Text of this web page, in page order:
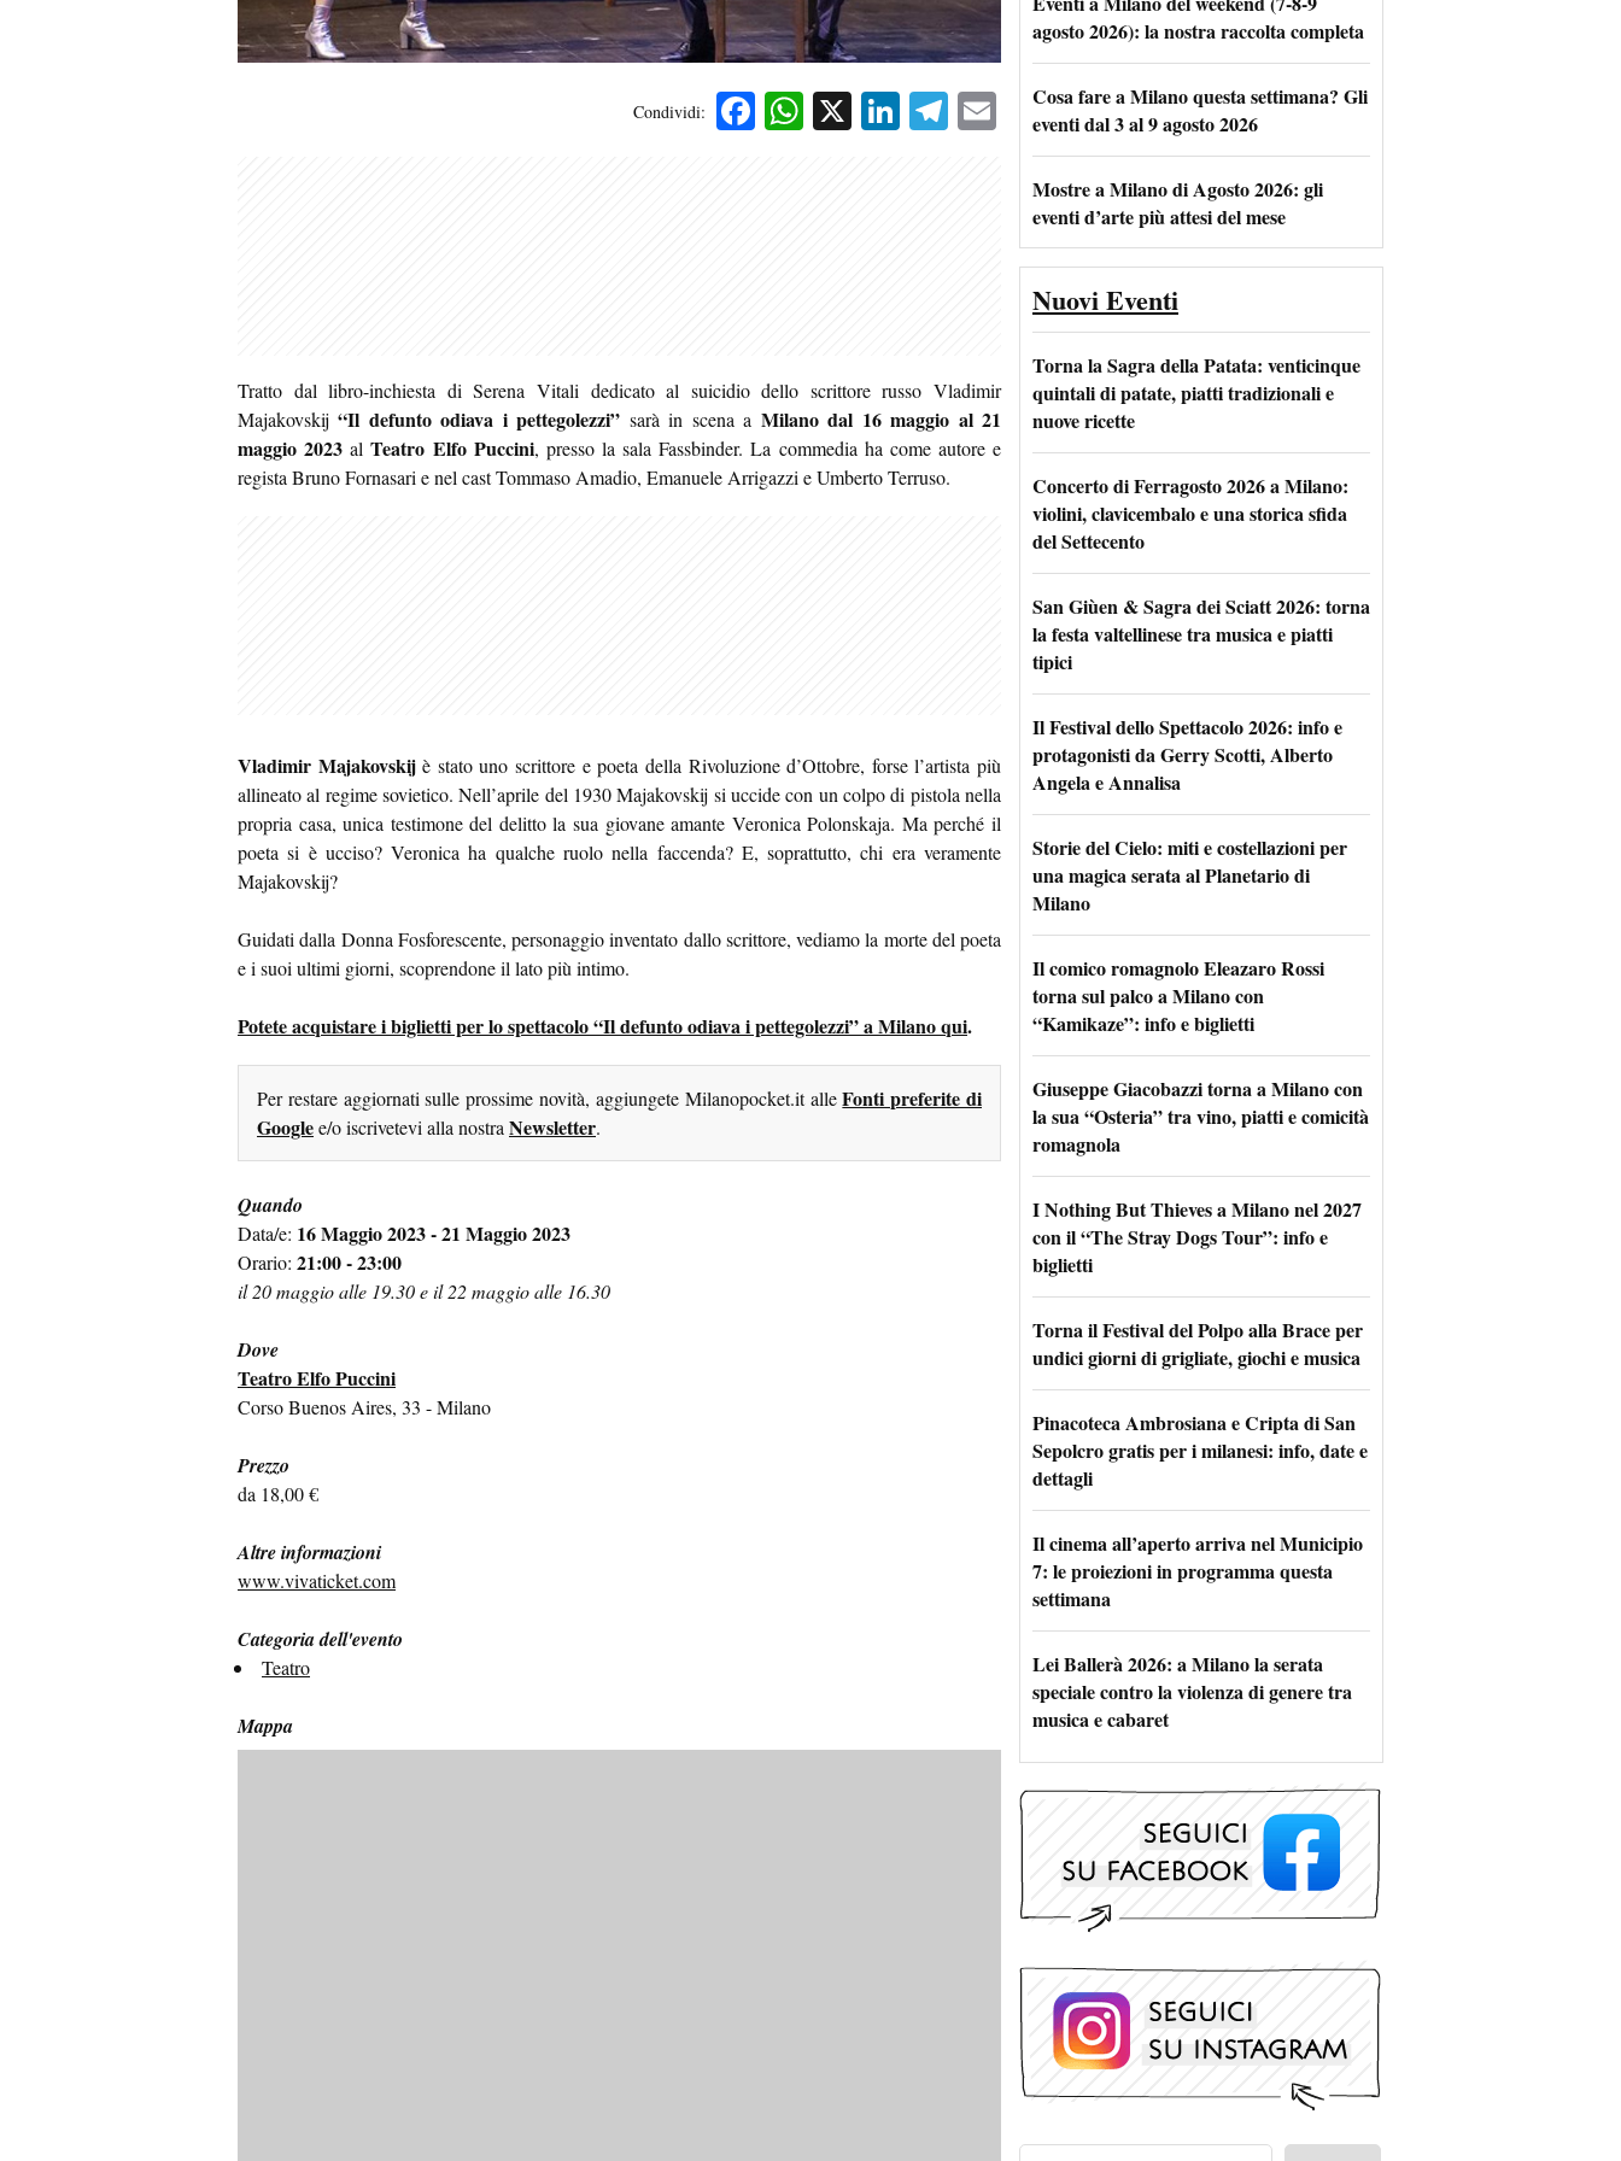
Condividi: Facebook
WhatsApp
X LinkedIn
Telegram
Email
Tratto dal libro-inchiesta di Serena Vitali dedicato al suicidio dello scrittore russo Vladimir
Majakovskij“Il defunto odiava i pettegolezzi” sarà in scena a Milano dal 16 maggio al 21
maggio 2023 alTeatro Elfo Puccini, presso la sala Fassbinder. La commedia ha come autore e
regista Bruno Fornasari e nel cast Tommaso Amadio, Emanuele Arrigazzi e Umberto Terruso.
Vladimir Majakovskijè stato uno scrittore e poeta della Rivoluzione d’Ottobre, forse l’artista più
allineato al regime sovietico. Nell’aprile del 1930 Majakovskij si uccide con un colpo di pistola nella
propria casa, unica testimone del delitto la sua giovane amante Veronica Polonskaja. Ma perché il
poeta si è ucciso? Veronica ha qualche ruolo nella faccenda? E, soprattutto, chi era veramente
Majakovskij?
Guidati dalla Donna Fosforescente, personaggio inventato dallo scrittore, vediamo la morte del poeta
e i suoi ultimi giorni, scoprendone il lato più intimo.
Potete acquistare i biglietti per lo spettacolo “Il defunto odiava i pettegolezzi” a Milano qui.
Per restare aggiornati sulle prossime novità, aggiungete Milanopocket.it alleFonti preferite di
Googlee/o iscrivetevi alla nostraNewsletter.
Quando
Data/e: 16 Maggio 2023 - 21 Maggio 2023
Orario: 21:00 - 23:00
il 20 maggio alle 19.30 e il 22 maggio alle 16.30
Dove
Teatro Elfo Puccini
Corso Buenos Aires, 33 - Milano
Prezzo
da 18,00 €
Altre informazioni
www.vivaticket.com
Categoria dell'evento
Teatro
Mappa
agosto 2026): la nostra raccolta completa
Cosa fare a Milano questa settimana? Gli
eventi dal 3 al 9 agosto 2026
Mostre a Milano di Agosto 2026: gli
eventi d’arte più attesi del mese
Nuovi Eventi
Torna la Sagra della Patata: venticinque
quintali di patate, piatti tradizionali e
nuove ricette
Concerto di Ferragosto 2026 a Milano:
violini, clavicembalo e una storica sfida
del Settecento
San Giùen & Sagra dei Sciatt 2026: torna
la festa valtellinese tra musica e piatti
tipici
Il Festival dello Spettacolo 2026: info e
protagonisti da Gerry Scotti, Alberto
Angela e Annalisa
Storie del Cielo: miti e costellazioni per
una magica serata al Planetario di
Milano
Il comico romagnolo Eleazaro Rossi
torna sul palco a Milano con
“Kamikaze”: info e biglietti
Giuseppe Giacobazzi torna a Milano con
la sua “Osteria” tra vino, piatti e comicità
romagnola
I Nothing But Thieves a Milano nel 2027
con il “The Stray Dogs Tour”: info e
biglietti
Torna il Festival del Polpo alla Brace per
undici giorni di grigliate, giochi e musica
Pinacoteca Ambrosiana e Cripta di San
Sepolcro gratis per i milanesi: info, date e
dettagli
Il cinema all’aperto arriva nel Municipio
7: le proiezioni in programma questa
settimana
Lei Ballerà 2026: a Milano la serata
speciale contro la violenza di genere tra
musica e cabaret